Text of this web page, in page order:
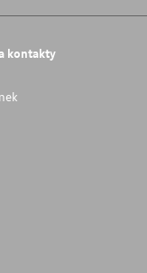
kontakty